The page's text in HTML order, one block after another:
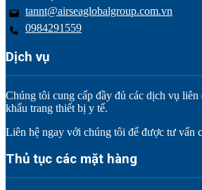
tannt@airseaglobalgroup.com.vn
0984291559
Dịch vụ
Chúng tôi cung cấp đầy đủ các dịch vụ liên
khẩu trang thiết bị y tế.
Liên hệ ngay với chúng tôi để được tư vấn
Thủ tục các mặt hàng